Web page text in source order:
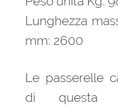
Lunghezza
mm: 2600
Le passerelle
di questa